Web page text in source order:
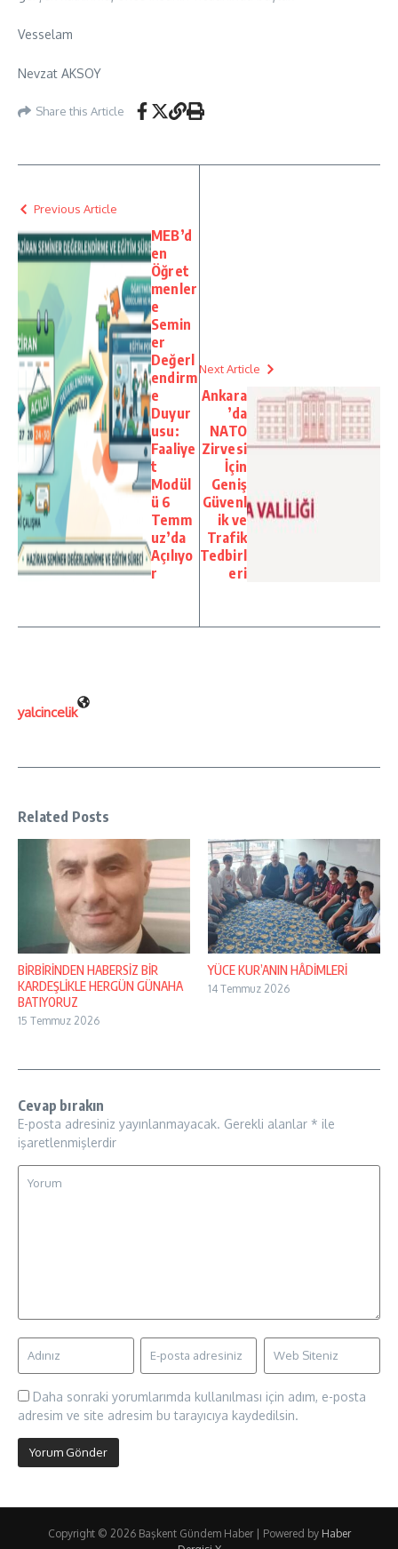
Vesselam
Nevzat AKSOY
Share this Article
Previous Article
MEB’d
en
Öğret
menler
e
Semin
er
Değerl
endirm
e
Duyur
usu:
Faaliye
t
Modül
ü 6
Temm
uz’da
Açılıyo
r
Next Article
Ankara
’da
NATO
Zirvesi
İçin
Geniş
Güvenl
ik ve
Trafik
Tedbirl
eri
yalcincelik
Related Posts
BİRBİRİNDEN HABERSİZ BİR
KARDEŞLİKLE HERGÜN GÜNAHA
BATIYORUZ
15 Temmuz 2026
YÜCE KUR’ANIN HÂDİMLERİ
14 Temmuz 2026
Cevap bırakın
E-posta adresiniz yayınlanmayacak. Gerekli alanlar * ile
işaretlenmişlerdir
Daha sonraki yorumlarımda kullanılması için adım, e-posta
adresim ve site adresim bu tarayıcıya kaydedilsin.
Copyright © 2026 Başkent Gündem Haber | Powered by Haber